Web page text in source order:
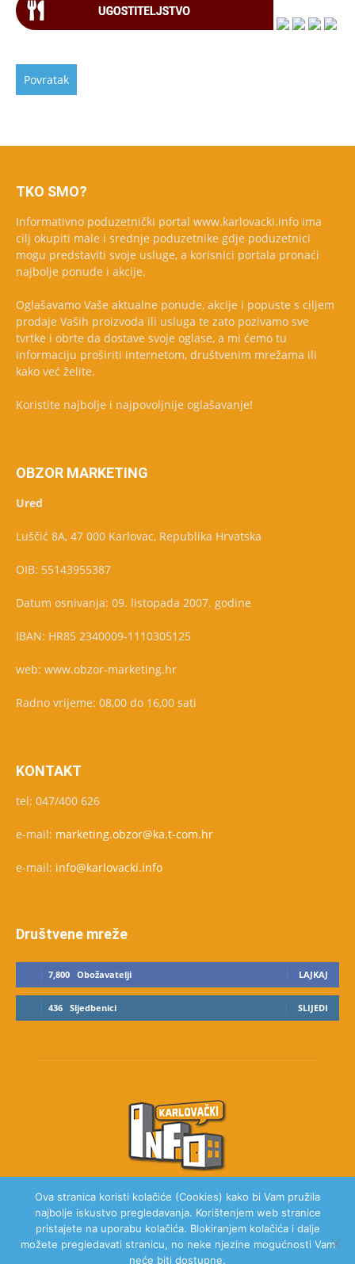
TKO SMO?
Informativno poduzetnički portal www.karlovacki.info ima
cilj okupiti male i srednje poduzetnike gdje poduzetnici
mogu predstaviti svoje usluge, a korisnici portala pronaći
najbolje ponude i akcije.
Oglašavamo Vaše aktualne ponude, akcije i popuste s ciljem
prodaje Vaših proizvoda ili usluga te zato pozivamo sve
tvrtke i obrte da dostave svoje oglase, a mi ćemo tu
informaciju proširiti internetom, društvenim mrežama ili
kako već želite.
Koristite najbolje i najpovoljnije oglašavanje!
OBZOR MARKETING
Ured
Luščić 8A, 47 000 Karlovac, Republika Hrvatska
OIB: 55143955387
Datum osnivanja: 09. listopada 2007. godine
IBAN: HR85 2340009-1110305125
web: www.obzor-marketing.hr
Radno vrijeme: 08,00 do 16,00 sati
KONTAKT
tel: 047/400 626
e-mail: marketing.obzor@ka.t-com.hr
e-mail: info@karlovacki.info
Društvene mreže
7,800 Obožavatelji LAJKAJ
436 Sljedbenici SLIJEDI
O NAMA
Ova stranica koristi kolačiće (Cookies) kako bi Vam pružila
najbolje iskustvo pregledavanja. Korištenjem web stranice
pristajete na uporabu kolačića. Blokiranjem kolačića i dalje
možete pregledavati stranicu, no neke njezine mogućnosti Vam
neće biti dostupne.